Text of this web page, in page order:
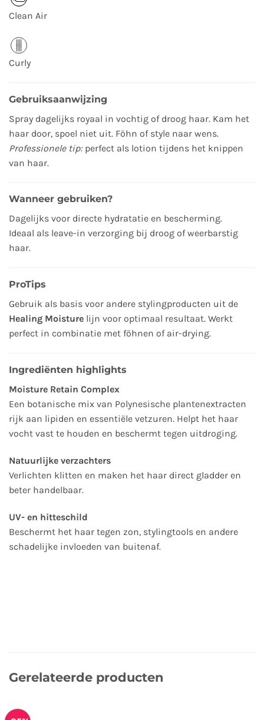
Clean Air
Curly
Gebruiksaanwijzing
Spray dagelijks royaal in vochtig of droog haar. Kam het
haar door, spoel niet uit. Föhn of style naar wens.
Professionele tip:perfect als lotion tijdens het knippen
van haar.
Wanneer gebruiken?
Dagelijks voor directe hydratatie en bescherming.
Ideaal als leave-in verzorging bij droog of weerbarstig
haar.
ProTips
Gebruik als basis voor andere stylingproducten uit de
Healing Moisture lijn voor optimaal resultaat. Werkt
perfect in combinatie met föhnen of air-drying.
Ingrediënten highlights
Moisture Retain Complex
Een botanische mix van Polynesische plantenextracten
rijk aan lipiden en essentiële vetzuren. Helpt het haar
vocht vast te houden en beschermt tegen uitdroging.
Natuurlijke verzachters
Verlichten klitten en maken het haar direct gladder en
beter handelbaar.
UV- en hitteschild
Beschermt het haar tegen zon, stylingtools en andere
schadelijke invloeden van buitenaf.
Gerelateerde producten